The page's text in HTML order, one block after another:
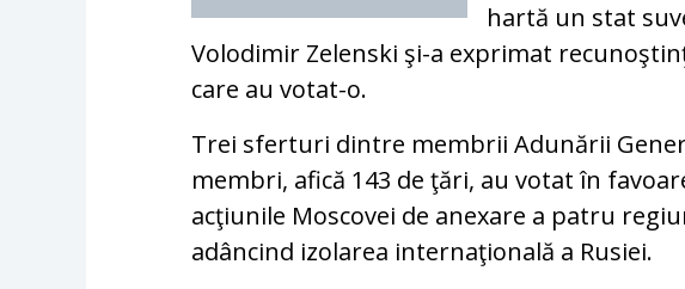
hartă un stat
Volodimir Zelenski şi-a exprimat
care au votat-o.
Trei sferturi dintre membrii Adunării
membri, afică 143 de ţări, au votat în
acţiunile Moscovei de anexare a patru
adâncind izolarea internaţională a Rusiei.